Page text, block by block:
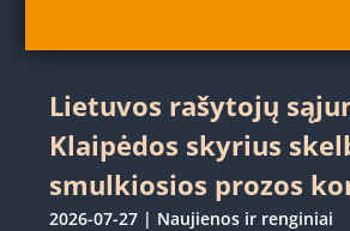
Lietuvos rašytojų
Klaipėdos skyrius
smulkiosios prozos
2026-07-27 | Naujienos ir renginiai